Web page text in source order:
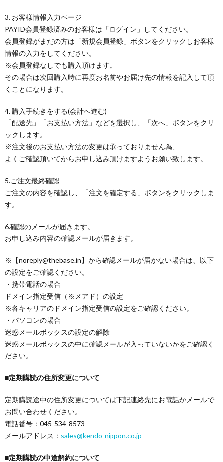
3. お客様情報入力ページ
PAYID会員登録済みのお客様は「ログイン」してください。
会員登録がまだの方は「新規会員登録」ボタンをクリックしお客様
情報の入力をしてください。
※会員登録なしでも購入頂けます。
その場合は次回購入時に再度お名前やお届け先の情報を記入して頂
くことになります。
4. 購入手続きをする(会計へ進む)
「配送先」「お支払い方法」などを選択し、「次へ」ボタンをクリ
ックします。
※注文後のお支払い方法の変更は承っておりません為、
よくご確認頂いてからお申し込み頂けますようお願い致します。
5.ご注文最終確認
ご注文の内容を確認し、「注文を確定する」ボタンをクリックしま
す。
6.確認のメールが届きます。
お申し込み内容の確認メールが届きます。
※【noreply@thebase.in】から確認メールが届かない場合は、以下
の設定をご確認ください。
・携帯電話の場合
ドメイン指定受信（※メアド）の設定
※各キャリアのドメイン指定受信の設定をご確認ください。
・パソコンの場合
迷惑メールボックスの設定の解除
迷惑メールボックスの中に確認メールが入っていないかをご確認く
ださい。
■定期購読の住所変更について
定期購読途中の住所変更については下記連絡先にお電話かメールで
お問い合わせください。
電話番号：045-534-8573
メールアドレス： sales@kendo-nippon.co.jp
■定期購読の中途解約について